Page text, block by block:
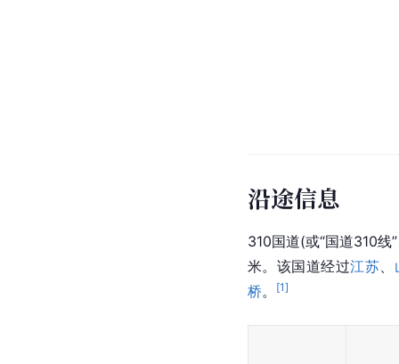
沿途信息
310国道(或“国道310线
米。该国道经过江苏、
桥。 [1]